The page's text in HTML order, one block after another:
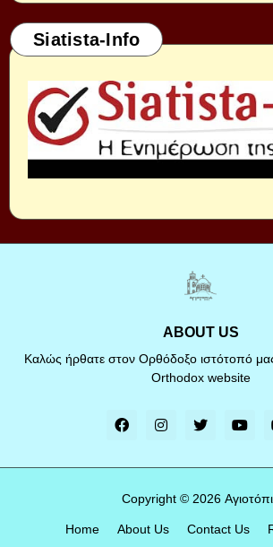
Siatista-Info
ABOUT US
Καλώς ήρθατε στον Ορθόδοξο ιστότοπό
Orthodox website
Copyright © 2026
Home About Us Contact Us